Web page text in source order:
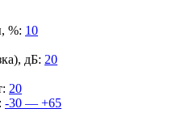
%: 10
дБ: 20
: 20
: -30 — +65